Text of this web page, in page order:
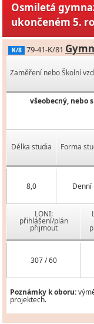
Osmiletá
ukončeném 5.
K/8 79-41-K/81
Zaměření nebo Školní
všeobecný, nebo
Délka studia Forma
8,0 Denní
LONI:
přihlášení/plán
přijmout
307 / 60
Poznámky k oboru:
projektech.